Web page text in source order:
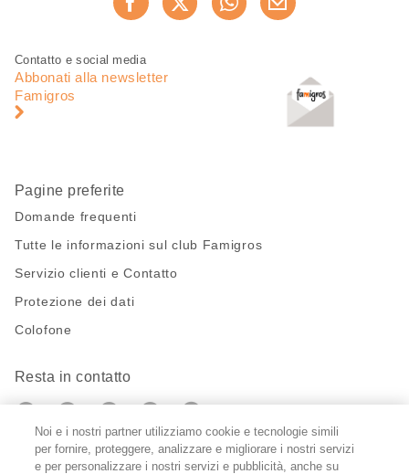
Consiglia ora
Piè
pagina
Navigazione
pagina
Contatto e social media
Abbonati alla newsletter
Famigros
Pagine preferite
Domande frequenti
Tutte le informazioni sul club Famigros
Servizio clienti e Contatto
Protezione dei dati
Colofone
Resta in contatto
https://twitter.com/migros?
https://www.youtube.com/user/
PinterestInstagram
Impostazioni cookie
Noi e i nostri partner utilizziamo cookie e tecnologie simili
per fornire, proteggere, analizzare e migliorare i nostri servizi
e per personalizzare i nostri servizi e pubblicità, anche su